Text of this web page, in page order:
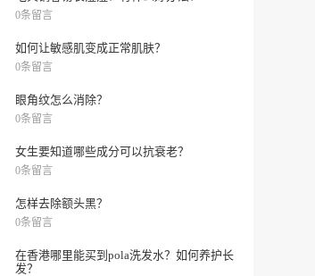
0条留言
如何让敏感肌变成正常肌肤？
0条留言
眼角纹怎么消除？
0条留言
女生要知道哪些成分可以抗衰老？
0条留言
怎样去除额头黑？
0条留言
在香港哪里能买到pola洗发水？如何养护长
发？